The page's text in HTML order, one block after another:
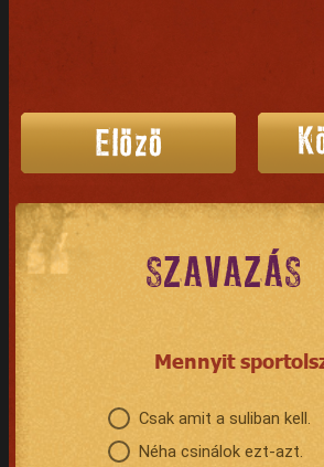
SZAVAZÁS
Mennyit
Csak amit a suliban kell.
Néha csinálok ezt-azt.